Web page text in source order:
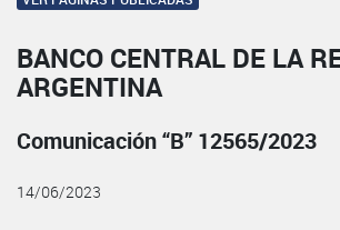
BANCO CENTRAL DE LA
ARGENTINA
Comunicación “B” 12565/2023
14/06/2023